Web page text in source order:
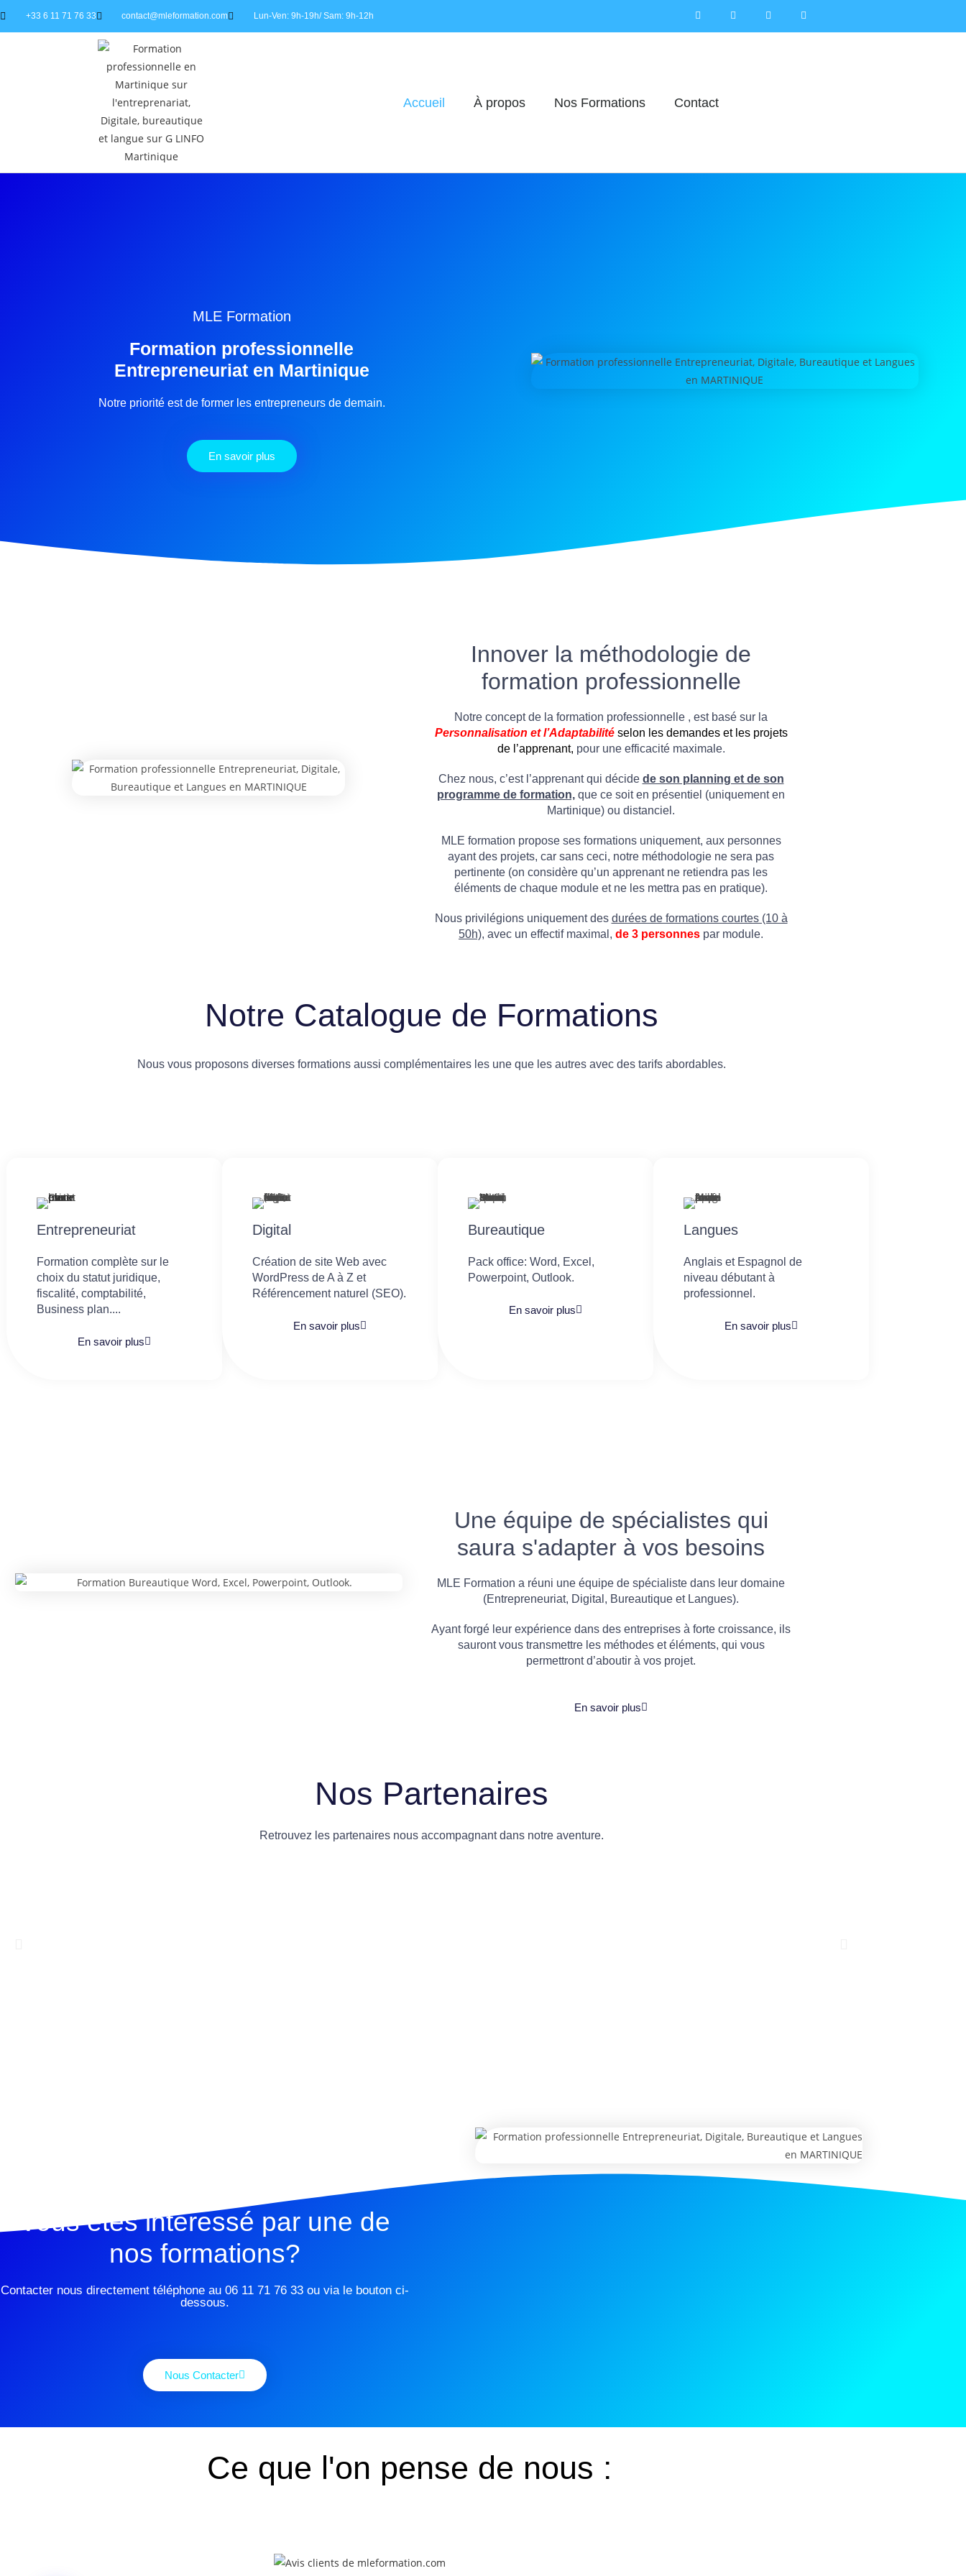
+33 6 11 71 76 33 contact@mleformation.com Lun-Ven: 9h-19h/ Sam: 9h-12h
Accueil À propos Nos Formations Contact
MLE Formation
Formation professionnelle
Entrepreneuriat en Martinique
Notre priorité est de former les entrepreneurs de demain.
En savoir plus
Innover la méthodologie de
formation professionnelle
Notre concept de la formation professionnelle , est basé sur la
Personnalisation et l’Adaptabilité selon les demandes et les projets
de l’apprenant, pour une efficacité maximale.
Chez nous, c’est l’apprenant qui décide de son planning et de son
programme de formation, que ce soit en présentiel (uniquement en
Martinique) ou distanciel.
MLE formation propose ses formations uniquement, aux personnes
ayant des projets, car sans ceci, notre méthodologie ne sera pas
pertinente (on considère qu’un apprenant ne retiendra pas les
éléments de chaque module et ne les mettra pas en pratique).
Nous privilégions uniquement des durées de formations courtes (10 à
50h), avec un effectif maximal, de 3 personnes par module.
Notre Catalogue de Formations
Nous vous proposons diverses formations aussi complémentaires les une que les autres avec des tarifs abordables.
Entrepreneuriat
Formation complète sur le
choix du statut juridique,
fiscalité, comptabilité,
Business plan....
En savoir plus
Digital
Création de site Web avec
WordPress de A à Z et
Référencement naturel (SEO).
En savoir plus
Bureautique
Pack office: Word, Excel,
Powerpoint, Outlook.​
En savoir plus
Langues
Anglais et Espagnol de
niveau débutant à
professionnel.
En savoir plus
Une équipe de spécialistes qui
saura s'adapter à vos besoins
MLE Formation a réuni une équipe de spécialiste dans leur domaine
(Entrepreneuriat, Digital, Bureautique et Langues).
Ayant forgé leur expérience dans des entreprises à forte croissance, ils
sauront vous transmettre les méthodes et éléments, qui vous
permettront d’aboutir à vos projet.
En savoir plus
Nos Partenaires
Retrouvez les partenaires nous accompagnant dans notre aventure.
Vous êtes interessé par une de
nos formations?
Contacter nous directement téléphone au 06 11 71 76 33 ou via le bouton ci-
dessous.
Nous Contacter
Ce que l'on pense de nous :